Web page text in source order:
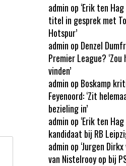
admin op ‘Erik ten
titel in gesprek met
Hotspur’
admin op Denzel
Premier League?
vinden’
admin op Boskamp
Feyenoord: ‘Zit
bezieling in’
admin op ‘Erik ten
kandidaat bij RB
admin op ‘Jurgen
van Nistelrooy op bij